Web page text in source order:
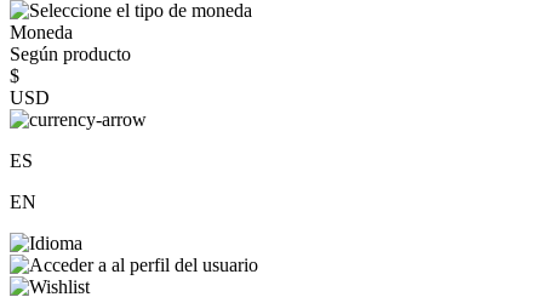
Moneda
Según producto
$
USD
ES
EN